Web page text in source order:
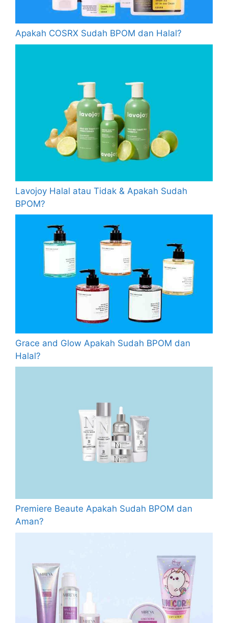
Apakah COSRX Sudah BPOM dan Halal?
Lavojoy Halal atau Tidak & Apakah Sudah
BPOM?
Grace and Glow Apakah Sudah BPOM dan
Halal?
Premiere Beaute Apakah Sudah BPOM dan
Aman?